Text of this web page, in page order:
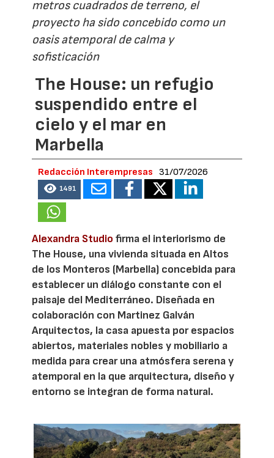
metros cuadrados de terreno, el
proyecto ha sido concebido como un
oasis atemporal de calma y
sofisticación
The House: un refugio
suspendido entre el
cielo y el mar en
Marbella
Redacción Interempresas 31/07/2026
1491
Alexandra Studio firma el interiorismo de
The House, una vivienda situada en Altos
de los Monteros (Marbella) concebida para
establecer un diálogo constante con el
paisaje del Mediterráneo. Diseñada en
colaboración con Martinez Galván
Arquitectos, la casa apuesta por espacios
abiertos, materiales nobles y mobiliario a
medida para crear una atmósfera serena y
atemporal en la que arquitectura, diseño y
entorno se integran de forma natural.